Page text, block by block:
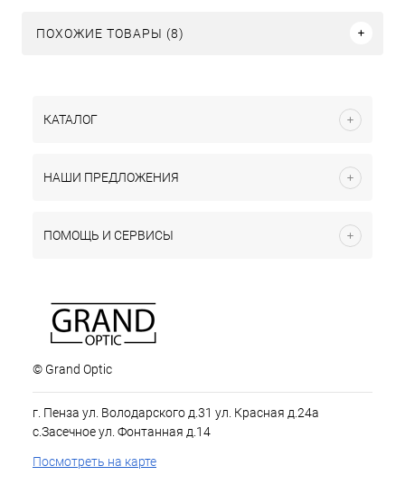
ПОХОЖИЕ ТОВАРЫ (8)
КАТАЛОГ
НАШИ ПРЕДЛОЖЕНИЯ
ПОМОЩЬ И СЕРВИСЫ
© Grand Optic
г. Пенза ул. Володарского д.31 ул. Красная д.24а
с.Засечное ул. Фонтанная д.14
Посмотреть на карте